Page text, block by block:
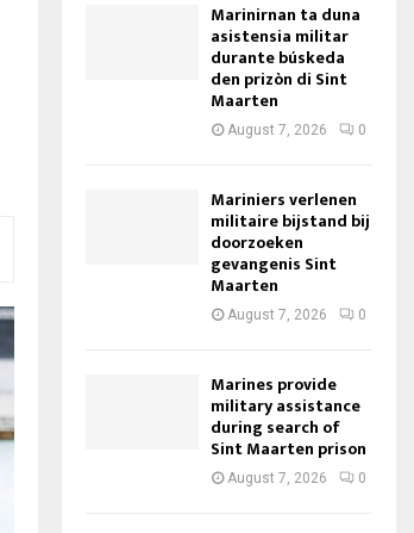
Marinirnan ta duna
asistensia militar
durante búskeda
den prizòn di Sint
Maarten
August 7, 2026 0
Mariniers verlenen
militaire bijstand bij
doorzoeken
gevangenis Sint
Maarten
August 7, 2026 0
Marines provide
military assistance
during search of
Sint Maarten prison
August 7, 2026 0